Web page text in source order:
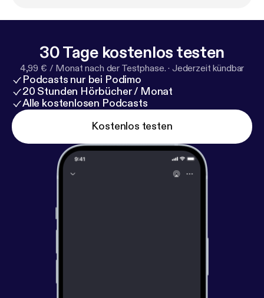
30 Tage kostenlos testen
4,99 € / Monat nach der Testphase. · Jederzeit kündbar
Podcasts nur bei Podimo
20 Stunden Hörbücher / Monat
Alle kostenlosen Podcasts
Kostenlos testen